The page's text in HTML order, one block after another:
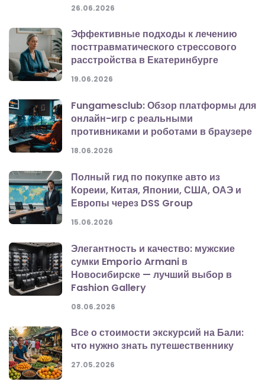
26.06.2026
Эффективные подходы к лечению
посттравматического стрессового
расстройства в Екатеринбурге
19.06.2026
Fungamesclub: Обзор платформы для
онлайн-игр с реальными
противниками и роботами в браузере
18.06.2026
Полный гид по покупке авто из
Кореии, Китая, Японии, США, ОАЭ и
Европы через DSS Group
15.06.2026
Элегантность и качество: мужские
сумки Emporio Armani в
Новосибирске — лучший выбор в
Fashion Gallery
08.06.2026
Все о стоимости экскурсий на Бали:
что нужно знать путешественнику
27.05.2026